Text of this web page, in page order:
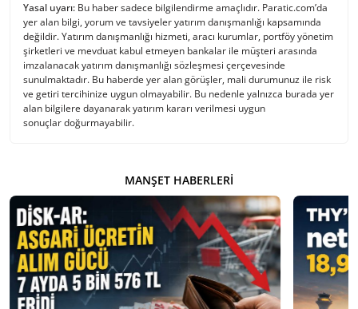
Yasal uyarı: Bu haber sadece bilgilendirme amaçlıdır. Paratic.com’da
yer alan bilgi, yorum ve tavsiyeler yatırım danışmanlığı kapsamında
değildir. Yatırım danışmanlığı hizmeti, aracı kurumlar, portföy yönetim
şirketleri ve mevduat kabul etmeyen bankalar ile müşteri arasında
imzalanacak yatırım danışmanlığı sözleşmesi çerçevesinde
sunulmaktadır. Bu haberde yer alan görüşler, mali durumunuz ile risk
ve getiri tercihinize uygun olmayabilir. Bu nedenle yalnızca burada yer
alan bilgilere dayanarak yatırım kararı verilmesi uygun
sonuçlar doğurmayabilir.
MANŞET HABERLERI